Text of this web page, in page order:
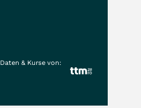
Daten & Kurse von: